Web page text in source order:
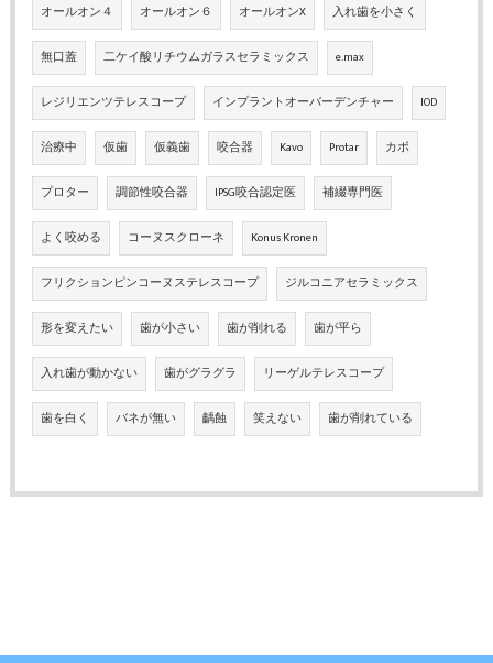
オールオン４ オールオン６ オールオンX 入れ歯を小さく
無口蓋 二ケイ酸リチウムガラスセラミックス e.max
レジリエンツテレスコープ インプラントオーバーデンチャー IOD
治療中 仮歯 仮義歯 咬合器 Kavo Protar カボ
プロター 調節性咬合器 IPSG咬合認定医 補綴専門医
よく咬める コーヌスクローネ Konus Kronen
フリクションピンコーヌステレスコープ ジルコニアセラミックス
形を変えたい 歯が小さい 歯が削れる 歯が平ら
入れ歯が動かない 歯がグラグラ リーゲルテレスコープ
歯を白く バネが無い 齲蝕 笑えない 歯が削れている